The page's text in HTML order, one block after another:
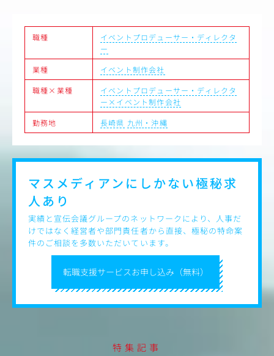
職種
イベントプロデューサー・ディレクタ
ー
業種
イベント制作会社
職種×業種
イベントプロデューサー・ディレクタ
ー×イベント制作会社
勤務地
長崎県 九州・沖縄
転職支援サービスお申し込み（無料）
マスメディアンにしかない極秘求
人あり
実績と宣伝会議グループのネットワークにより、人事だ
けではなく経営者や部門責任者から直接、極秘の特命案
件のご相談を多数いただいています。
特集記事